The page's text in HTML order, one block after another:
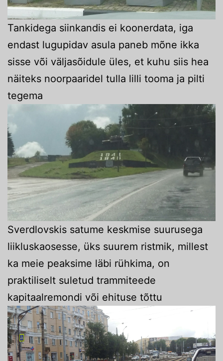
Tankidega siinkandis ei koonerdata, iga
endast lugupidav asula paneb mõne ikka
sisse või väljasõidule üles, et kuhu siis hea
näiteks noorpaaridel tulla lilli tooma ja pilti
tegema
Sverdlovskis satume keskmise suurusega
liikluskaosesse, üks suurem ristmik, millest
ka meie peaksime läbi rühkima, on
praktiliselt suletud trammiteede
kapitaalremondi või ehituse tõttu